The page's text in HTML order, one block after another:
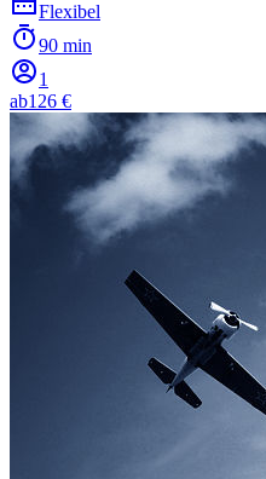
Flexibel
90 min
1
ab126 €